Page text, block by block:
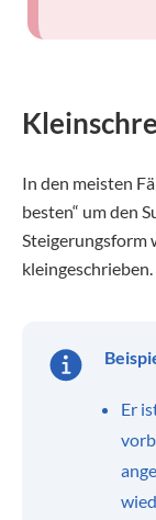
In den meisten
besten“ um den
Steigerungsform
kleingeschrieben.
Er